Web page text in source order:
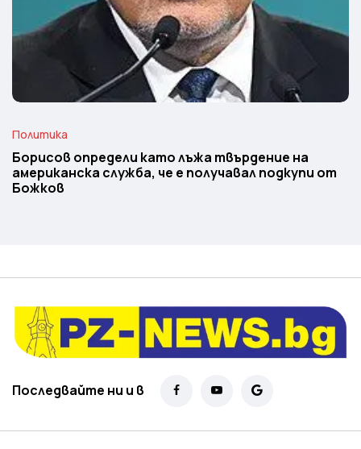
Политика
Борисов определи като лъжа твърдение на
американска служба, че е получавал подкупи от
Божков
Последвайте ни и в